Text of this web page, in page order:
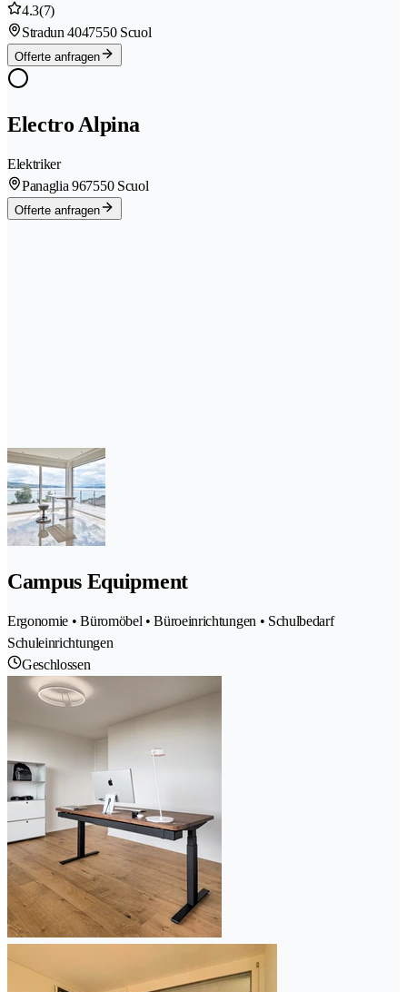
4.3(7)
Stradun 4047550 Scuol
Offerte anfragen
Electro Alpina
Elektriker
Panaglia 967550 Scuol
Offerte anfragen
Campus Equipment
Ergonomie • Büromöbel • Büroeinrichtungen • Schulbedarf
Schuleinrichtungen
Geschlossen